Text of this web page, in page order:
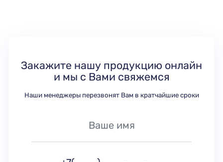
Закажите нашу продукцию онлайн
и мы с Вами свяжемся
Наши менеджеры перезвонят Вам в кратчайшие сроки